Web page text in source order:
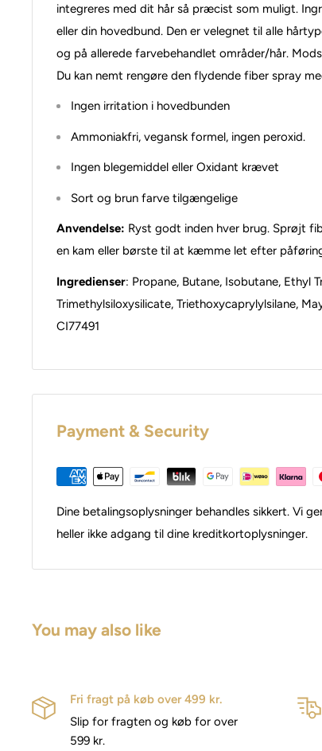
integreres med dit hår så præcist som muligt.
eller din hovedbund. Den er velegnet til alle
og på allerede farvebehandlet områder/hår.
Du kan nemt rengøre den flydende fiber spray
Ingen irritation i hovedbunden
Ammoniakfri, vegansk formel, ingen peroxid.
Ingen blegemiddel eller Oxidant krævet
Sort og brun farve tilgængelige
Anvendelse: Ryst godt inden hver brug. Sprøjt
en kam eller børste til at kæmme let efter
Ingredienser: Propane, Butane, Isobutane, Ethyl
Trimethylsiloxysilicate, Triethoxycaprylylsilane,
CI77491
Payment & Security
Dine betalingsoplysninger behandles sikkert. Vi
heller ikke adgang til dine kreditkortoplysninger.
You may also like
Fri fragt på køb over 499 kr.
Slip for fragten og køb for over
599 kr.